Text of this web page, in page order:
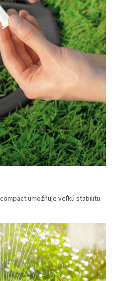
umožňuje veľkú stabilitu